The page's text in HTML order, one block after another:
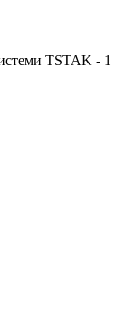
TSTAK - 1